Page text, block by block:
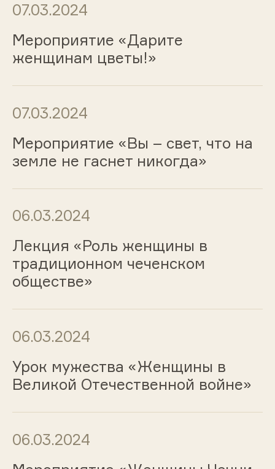
07.03.2024
Мероприятие «Дарите
женщинам цветы!»
07.03.2024
Мероприятие «Вы – свет, что на
земле не гаснет никогда»
06.03.2024
Лекция «Роль женщины в
традиционном чеченском
обществе»
06.03.2024
Урок мужества «Женщины в
Великой Отечественной войне»
06.03.2024